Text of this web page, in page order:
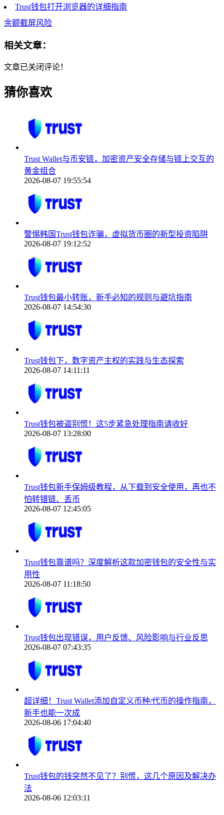
Trust钱包打开浏览器的详细指南
余额截屏风险
相关文章：
文章已关闭评论！
猜你喜欢
Trust Wallet与币安链，加密资产安全存储与链上交互的
黄金组合
2026-08-07 19:55:54
警惕韩国Trust钱包诈骗，虚拟货币圈的新型投资陷阱
2026-08-07 19:12:52
Trust钱包最小转账，新手必知的规则与避坑指南
2026-08-07 14:54:30
Trust钱包下，数字资产主权的实践与生态探索
2026-08-07 14:11:11
Trust钱包被盗别慌！这5步紧急处理指南请收好
2026-08-07 13:28:00
Trust钱包新手保姆级教程，从下载到安全使用，再也不
怕转错链、丢币
2026-08-07 12:45:05
Trust钱包靠谱吗？深度解析这款加密钱包的安全性与实
用性
2026-08-07 11:18:50
Trust钱包出现错误，用户反馈、风险影响与行业反思
2026-08-07 07:43:35
超详细！Trust Wallet添加自定义币种/代币的操作指南，
新手也能一次成
2026-08-06 17:04:40
Trust钱包的钱突然不见了？别慌，这几个原因及解决办
法
2026-08-06 12:03:11